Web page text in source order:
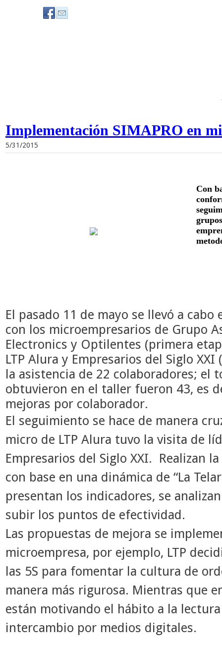
Implementación SIMAPRO en
5/31/2015
Con
El pasado 11 de mayo se llevó a cabo
con los microempresarios de Grupo
Electronics y Optilentes (primera
LTP Alura y Empresarios del Siglo
la asistencia de 22 colaboradores; el
obtuvieron en el taller fueron 43, es
mejoras por colaborador.
El seguimiento se hace de manera
micro de LTP Alura tuvo la visita de
Empresarios del Siglo XXI. Realizan
con base en una dinámica de “La
presentan los indicadores, se
subir los puntos de efectividad.
Las propuestas de mejora se
microempresa, por ejemplo, LTP
las 5S para fomentar la cultura de
manera más rigurosa. Mientras que
están motivando el hábito a la
intercambio por medios digitales.